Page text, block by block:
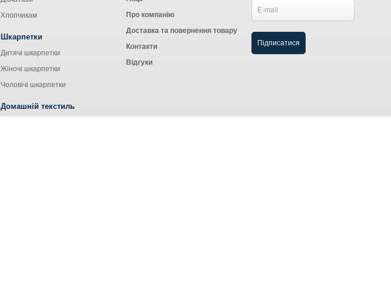
Хлопчикам
Шкарпетки
Дитячі шкарпетки
Жіночі шкарпетки
Чоловічі шкарпетки
Домашній текстиль
Про компанію
Доставка та повернення товару
Контакти
Відгуки